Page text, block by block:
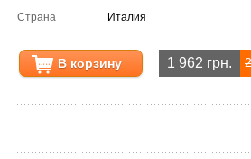
Страна Италия
В корзину 1 962 грн.